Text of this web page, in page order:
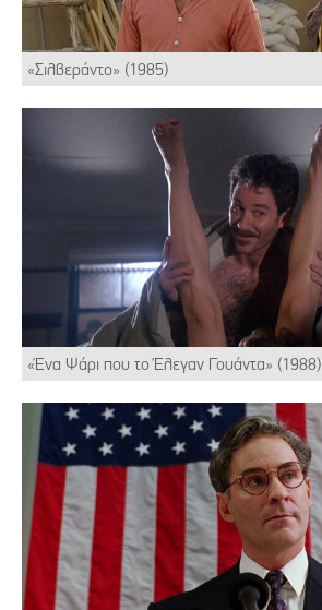
«Σιλβεράντο» (1985)
«Ένα Ψάρι που το Έλεγαν Γουάντα» (1988)